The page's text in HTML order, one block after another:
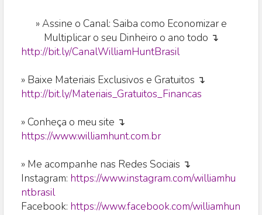
»Assine o Canal: Saiba como Economizar e
Multiplicar o seu Dinheiro o ano todo ↴
http://bit.ly/CanalWilliamHuntBrasil
» Baixe Materiais Exclusivos e Gratuitos ↴
http://bit.ly/Materiais_Gratuitos_Financas
» Conheça o meu site ↴
https://www.williamhunt.com.br
» Me acompanhe nas Redes Sociais ↴
Instagram: https://www.instagram.com/williamhu
ntbrasil
Facebook: https://www.facebook.com/williamhun